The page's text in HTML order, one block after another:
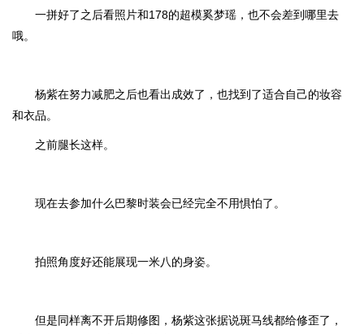
一拼好了之后看照片和178的超模奚梦瑶，也不会差到哪里去
哦。
杨紫在努力减肥之后也看出成效了，也找到了适合自己的妆容
和衣品。
之前腿长这样。
现在去参加什么巴黎时装会已经完全不用惧怕了。
拍照角度好还能展现一米八的身姿。
但是同样离不开后期修图，杨紫这张据说斑马线都给修歪了，